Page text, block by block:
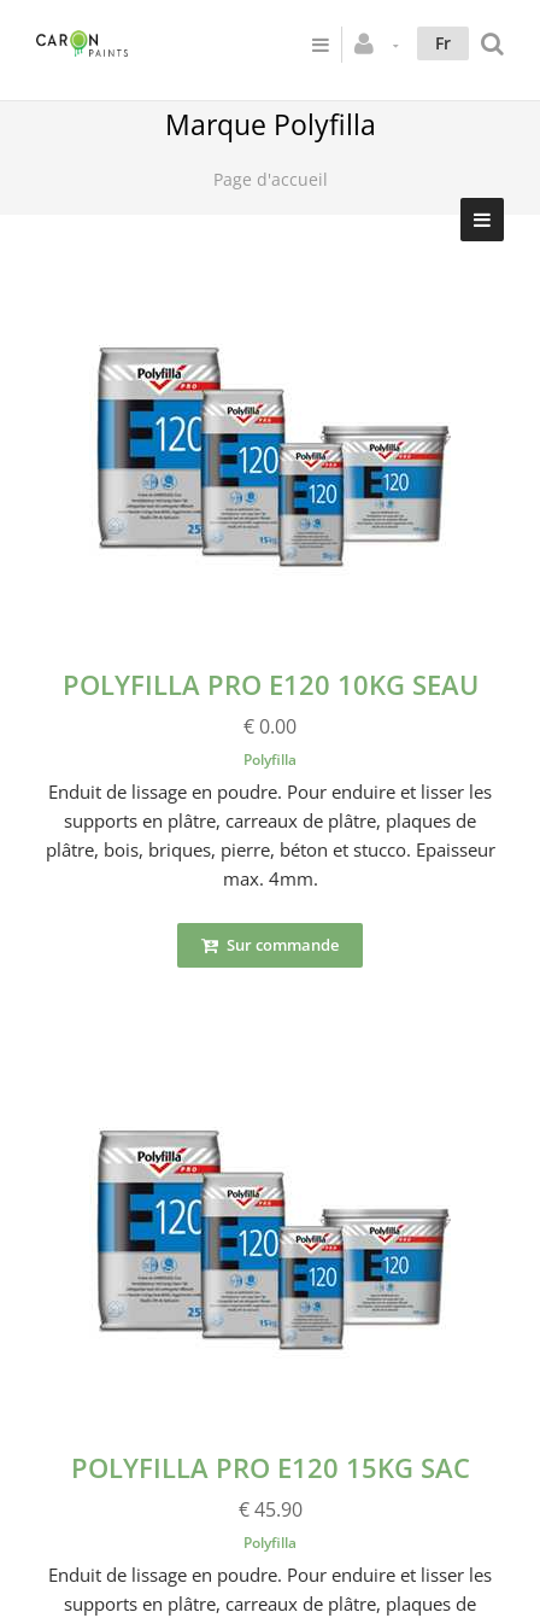
Fr
Marque Polyfilla
Page d'accueil
POLYFILLA PRO E120 10KG SEAU
€ 0.00
Polyfilla
Enduit de lissage en poudre. Pour enduire et lisser les
supports en plâtre, carreaux de plâtre, plaques de
plâtre, bois, briques, pierre, béton et stucco. Epaisseur
max. 4mm.
Sur commande
POLYFILLA PRO E120 15KG SAC
€ 45.90
Polyfilla
Enduit de lissage en poudre. Pour enduire et lisser les
supports en plâtre, carreaux de plâtre, plaques de